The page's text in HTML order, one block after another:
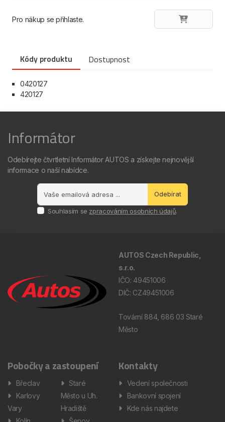
Pro nákup se přihlaste.
Kódy produktu Dostupnost
0420127
420127
Informátor
Odebírejte čtvrtletní Informátor AUTOS a získejte nejnovější
informace o naší nabídce.
Odebírat
Souhlasím se zpracováním osobních údajů.
AUTOS Czech Republic,
s.r.o.
IČO: 49451006
DIČ: CZ49451006
Tovární 884, 686 03 Staré
Město
Pobočky a zastoupení
Břeclav
Karlovy
Vary
Staré
Město u Uh.
Hradiště
Kontakty
Vedení společnosti
Bankovní spojení
Kde nás najdete